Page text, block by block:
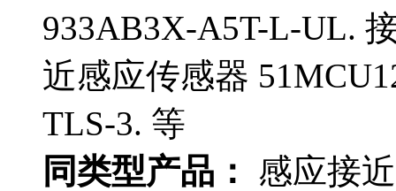
933AB3X-A5T-L-UL.
近感应传感器
TLS-3. 等
同类型产品：
感应接